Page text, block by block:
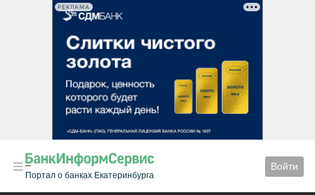
РЕКЛАМА
Портал о банках Екатеринбурга
Войти